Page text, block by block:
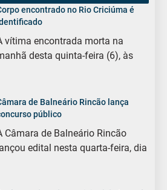
encontrado no Rio Criciúma é
vítima encontrada morta na
desta quinta-feira (6), às
de Balneário Rincão lança
público
Câmara de Balneário Rincão
edital nesta quarta-feira, dia